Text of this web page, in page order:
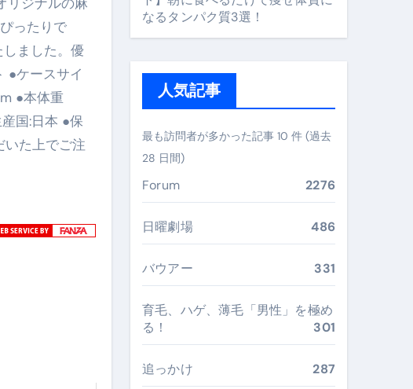
スマホ防衛システム」完全ガイド
イド
る完全ガイド
ずに選ぶ”実践大全
マーク／Peach／FDA／ソラシドエアを目的別に選ぶコツと、失敗し
目で伝わる。いま選ばれている新定番ドメイン
ト #筋トレ #美容 #健康 #雑学 #ナレーター #小林将大
ト #筋トレ #美容 #健康 #雑学 #ナレーター #小林将大
ット #筋トレ #美容 #健康 #雑学 #ナレーター #小林将大
素材別おすすめ・選び方・洗い方・Q&Aまで
ったりで
ました。優
●ケースサイ
●本体重
国:日本 ●保
いた上でご注
なるタンパク質3選！
人気記事
最も訪問者が多かった記事 10 件 (過去
28 日間)
Forum 2276
日曜劇場 486
バウアー 331
育毛、ハゲ、薄毛「男性」を極め
る！
301
追っかけ 287